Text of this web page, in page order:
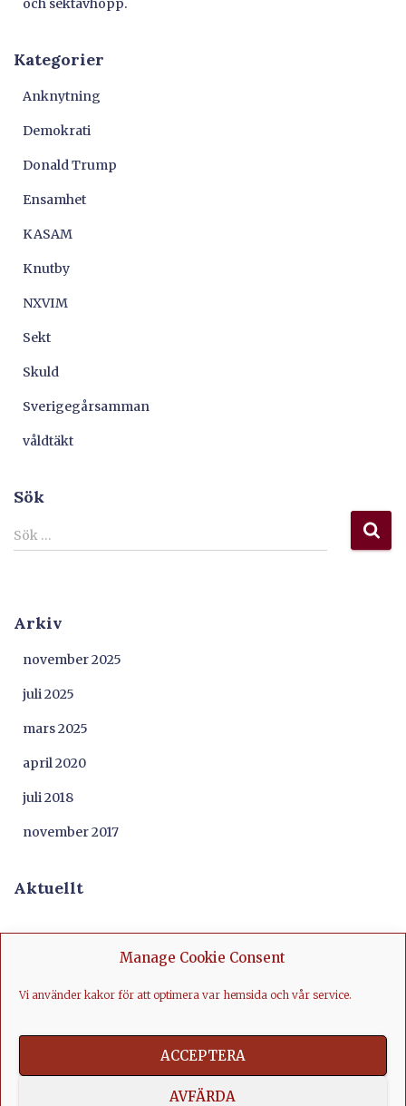
Manage Cookie Consent
Vi använder kakor för att optimera var hemsida och vår service.
ACCEPTERA
AVFÄRDA
och sektavhopp.
Kategorier
Anknytning
Demokrati
Donald Trump
Ensamhet
KASAM
Knutby
NXVIM
Sekt
Skuld
Sverigegårsamman
våldtäkt
Sök
S
ö
t
Sök …
Arkiv
november 2025
juli 2025
mars 2025
april 2020
juli 2018
november 2017
Aktuellt
LINKEDIN YOUTUBE